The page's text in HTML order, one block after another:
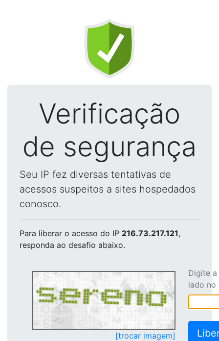
Verificação
de segurança
Seu IP fez diversas tentativas de
acessos suspeitos a sites hospedados
conosco.
Para liberar o acesso do IP 216.73.217.121,
responda ao desafio abaixo.
[trocar imagem]
Digite
lado no